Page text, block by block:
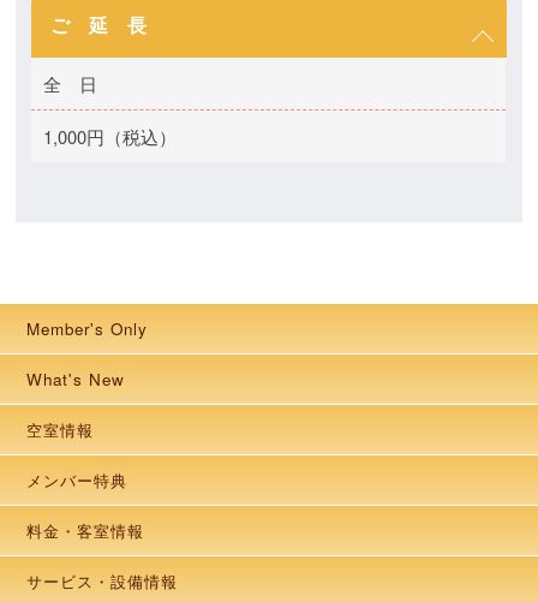
ご 延 長
全 日
1,000円（税込）
Member's Only
What's New
空室情報
メンバー特典
料金・客室情報
サービス・設備情報